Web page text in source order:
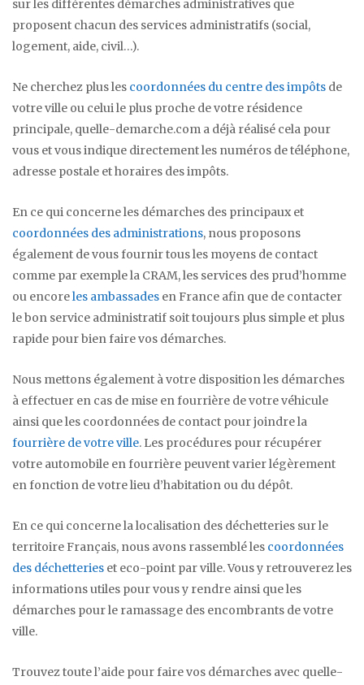
sur les différentes démarches administratives que
proposent chacun des services administratifs (social,
logement, aide, civil…).
Ne cherchez plus les coordonnées du centre des impôts de
votre ville ou celui le plus proche de votre résidence
principale, quelle-demarche.com a déjà réalisé cela pour
vous et vous indique directement les numéros de téléphone,
adresse postale et horaires des impôts.
En ce qui concerne les démarches des principaux et
coordonnées des administrations, nous proposons
également de vous fournir tous les moyens de contact
comme par exemple la CRAM, les services des prud’homme
ou encoreles ambassades en France afin que de contacter
le bon service administratif soit toujours plus simple et plus
rapide pour bien faire vos démarches.
Nous mettons également à votre disposition les démarches
à effectuer en cas de mise en fourrière de votre véhicule
ainsi que les coordonnées de contact pour joindre la
fourrière de votre ville. Les procédures pour récupérer
votre automobile en fourrière peuvent varier légèrement
en fonction de votre lieu d’habitation ou du dépôt.
En ce qui concerne la localisation des déchetteries sur le
territoire Français, nous avons rassemblé les coordonnées
des déchetteries et eco-point par ville. Vous y retrouverez les
informations utiles pour vous y rendre ainsi que les
démarches pour le ramassage des encombrants de votre
ville.
Trouvez toute l’aide pour faire vos démarches avec quelle-